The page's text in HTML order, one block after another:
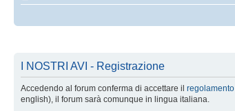
I NOSTRI AVI - Registrazione
Accedendo al forum conferma di accettare il regolamento
english), il forum sarà comunque in lingua italiana.